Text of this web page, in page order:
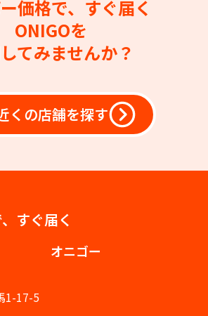
価格で、すぐ届く
ONIGOを
てみませんか？
くの店舗を探す
すぐ届く
オニゴー
1-17-5